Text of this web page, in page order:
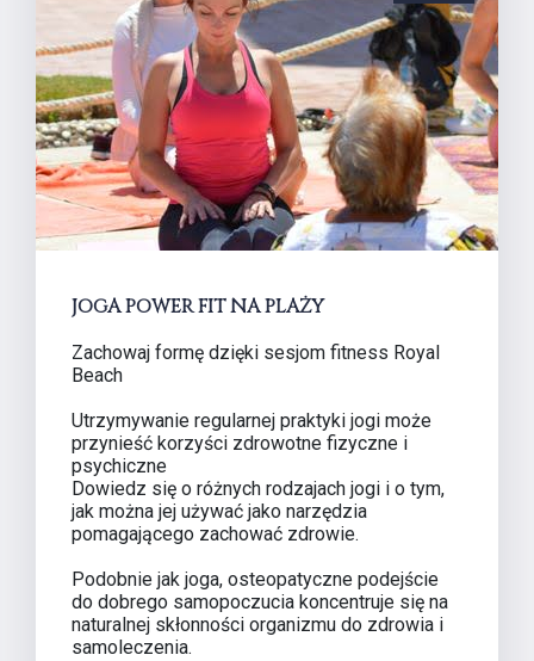
JOGA POWER FIT NA PLAŻY
Zachowaj formę dzięki sesjom fitness Royal
Beach
Utrzymywanie regularnej praktyki jogi może
przynieść korzyści zdrowotne fizyczne i
psychiczne
Dowiedz się o różnych rodzajach jogi i o tym,
jak można jej używać jako narzędzia
pomagającego zachować zdrowie.
Podobnie jak joga, osteopatyczne podejście
do dobrego samopoczucia koncentruje się na
naturalnej skłonności organizmu do zdrowia i
samoleczenia.